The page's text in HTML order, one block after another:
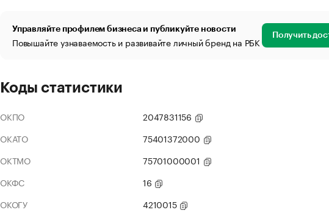
Управляйте профилем бизнеса и публикуйте новости
Повышайте узнаваемость и развивайте личный бренд на РБК Получить
Коды статистики
ОКПО
2047831156
ОКАТО
75401372000
ОКТМО
75701000001
ОКФС
16
ОКОГУ
4210015